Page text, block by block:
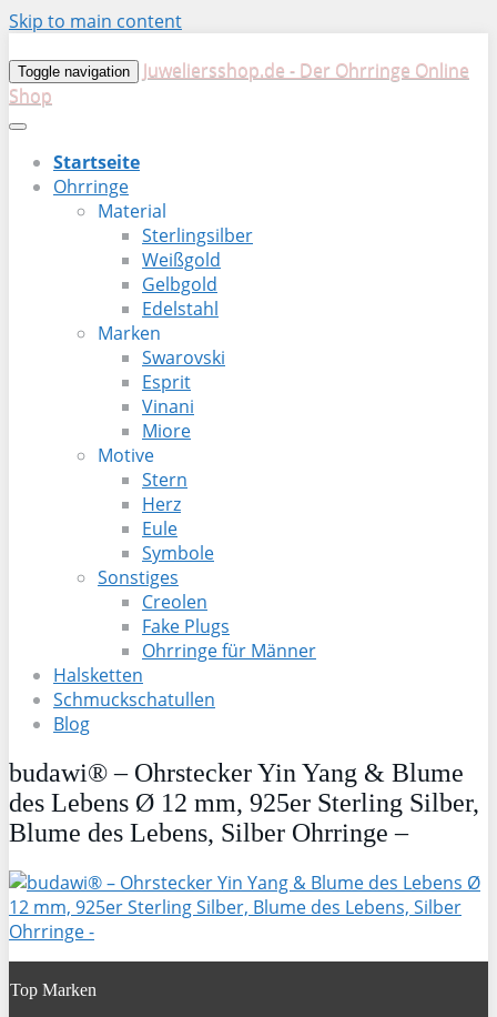
Skip to main content
Toggle navigation
Juweliersshop.de - Der Ohrringe Online
Shop
Startseite
Ohrringe
Material
Sterlingsilber
Weißgold
Gelbgold
Edelstahl
Marken
Swarovski
Esprit
Vinani
Miore
Motive
Stern
Herz
Eule
Symbole
Sonstiges
Creolen
Fake Plugs
Ohrringe für Männer
Halsketten
Schmuckschatullen
Blog
budawi® – Ohrstecker Yin Yang & Blume
des Lebens Ø 12 mm, 925er Sterling Silber,
Blume des Lebens, Silber Ohrringe –
Top Marken